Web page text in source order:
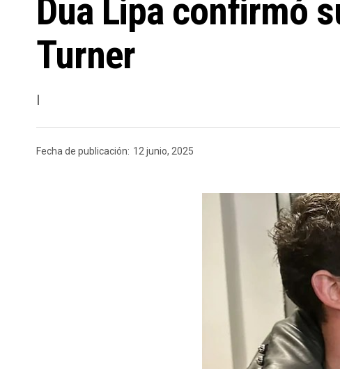
Dua Lipa confirmó
Turner
I
Fecha de publicación: 12 junio, 2025